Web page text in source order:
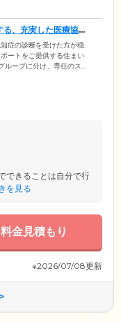
、充実した医療協力
症の診断を受けた方が穏
ートをご提供する住まい
ープに分け、専任のスタ
添ったきめ細やかなケア
日常のバイタルチェック
できることは自分で行
を見る
料金見積もり
※2026/07/08更新